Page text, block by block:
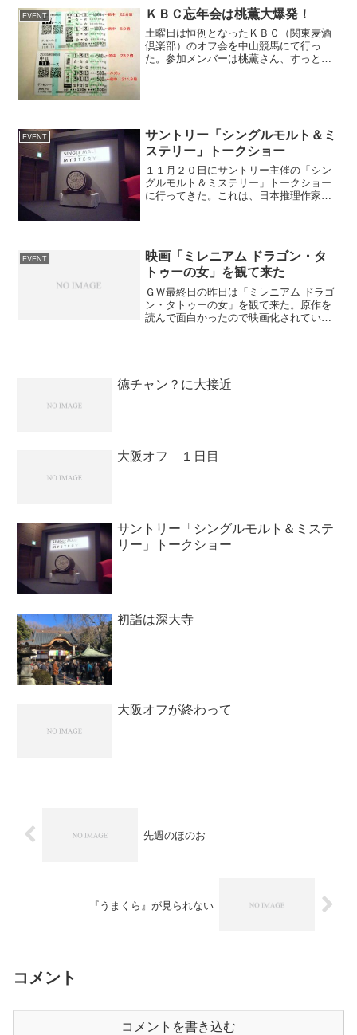
とのこと。返信メールがない業者はやる
気がないとみて選択から外...
EVENT ＫＢＣ忘年会は桃薫大爆発！
土曜日は恒例となったＫＢＣ（関東麦酒
倶楽部）のオフ会を中山競馬にて行っ
た。参加メンバーは桃薫さん、すっとこ
EVENT
サントリー「シングルモルト＆ミ
ステリー」トークショー
１１月２０日にサントリー主催の「シン
グルモルト＆ミステリー」トークショー
に行ってきた。これは、日本推理作家協
で１０種類のシン...
EVENT
映画「ミレニアム ドラゴン・タ
トゥーの女」を観て来た
ＧＷ最終日の昨日は「ミレニアム ドラゴ
ン・タトゥーの女」を観て来た。原作を
読んで面白かったので映画化されていな
徳チャン？に大接近
大阪オフ １日目
サントリー「シングルモルト＆ミステ
リー」トークショー
初詣は深大寺
大阪オフが終わって
先週のほのお
『うまくら』が見られない
コメント
コメントを書き込む